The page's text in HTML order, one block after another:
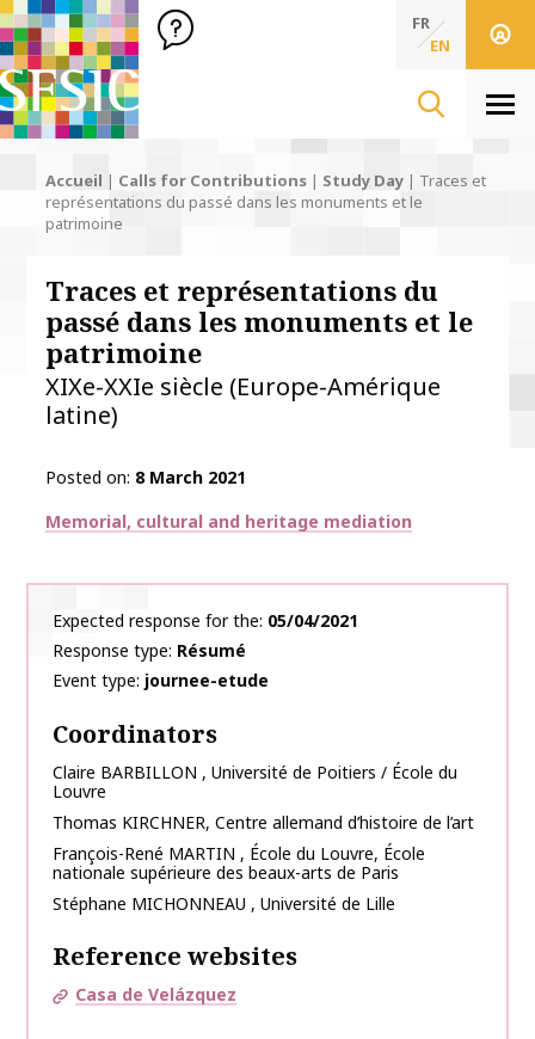
SFSIC Société Française des Sciences de l'Information & de
Société Française des Sciences de
FR
EN
Accueil | Calls for Contributions | Study Day | Traces et
représentations du passé dans les monuments et le
patrimoine
Traces et représentations du
passé dans les monuments et le
patrimoine
XIXe-XXIe siècle (Europe-Amérique
latine)
Posted on 8 March 2021
Thématiques
Memorial, cultural and heritage mediation
Expected response for the 05/04/2021
Response type Résumé
Event type journee-etude
Coordinators
Claire BARBILLON , Université de Poitiers / École du
Louvre
Thomas KIRCHNER, Centre allemand d’histoire de l’art
François-René MARTIN , École du Louvre, École
nationale supérieure des beaux-arts de Paris
Stéphane MICHONNEAU , Université de Lille
Reference websites
Casa de Velázquez